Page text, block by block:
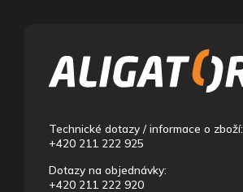
Technické dotazy / informace o zboží:
+420 211 222 925
Dotazy na objednávky:
+420 211 222 920